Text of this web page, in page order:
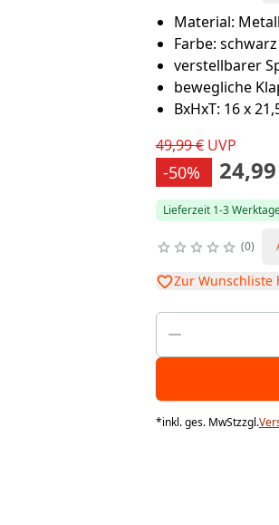
Material: Metall
Farbe: schwarz
verstellbarer
bewegliche
BxHxT: 16 x
49,99 €UVP
-50%
Lieferzeit 1-3
0
Zur Wunschliste
*inkl. ges. MwStzzgl.